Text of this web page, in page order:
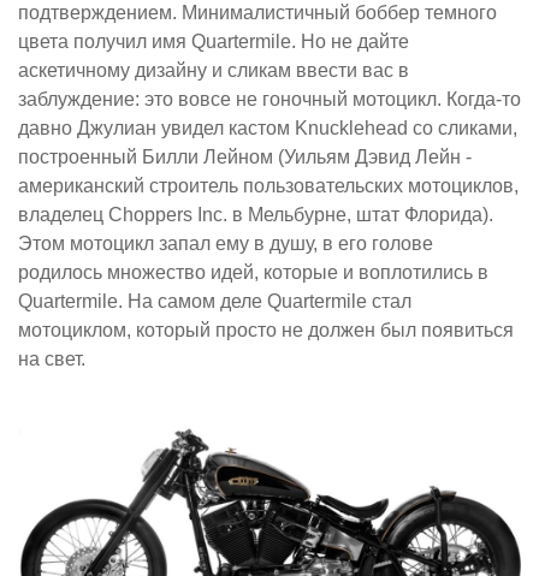
подтверждением. Минималистичный боббер темного
цвета получил имя Quartermile. Но не дайте
аскетичному дизайну и сликам ввести вас в
заблуждение: это вовсе не гоночный мотоцикл. Когда-то
давно Джулиан увидел кастом Knucklehead со сликами,
построенный Билли Лейном (Уильям Дэвид Лейн -
американский строитель пользовательских мотоциклов,
владелец Choppers Inc. в Мельбурне, штат Флорида).
Этом мотоцикл запал ему в душу, в его голове
родилось множество идей, которые и воплотились в
Quartermile. На самом деле Quartermile стал
мотоциклом, который просто не должен был появиться
на свет.